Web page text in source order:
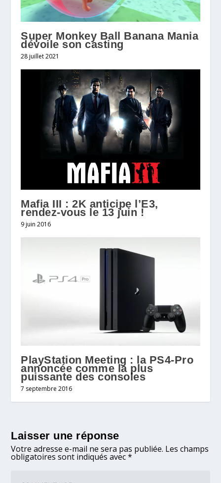
Super Monkey Ball Banana Mania
dévoile son casting
28 juillet 2021
Mafia III : 2K anticipe l’E3,
rendez-vous le 13 juin !
9 juin 2016
PlayStation Meeting : la PS4-Pro
annoncée comme la plus
puissante des consoles
7 septembre 2016
Laisser une réponse
Votre adresse e-mail ne sera pas publiée. Les champs
obligatoires sont indiqués avec*